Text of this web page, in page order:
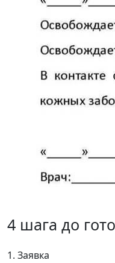
4 шага до
1. Заявка